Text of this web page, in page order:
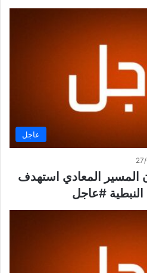
عاجل
المسير المعادي استهدف
#عاجل